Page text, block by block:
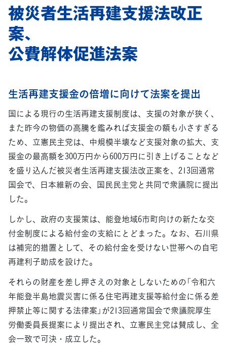
被災者生活再建支援法改正
案、
公費解体促進法案
生活再建支援金の倍増に向けて法案を提出
国による現行の生活再建支援制度は、支援の対象が狭く、
また昨今の物価の高騰を鑑みれば支援金の額も小さすぎる
ため、立憲民主党は、中規模半壊など支援対象の拡大、支
援金の最高額を300万円から600万円に引き上げることなど
を盛り込んだ被災者生活再建支援法改正案を、213回通常
国会で、日本維新の会、国民民主党と共同で衆議院に提出
した。
しかし、政府の支援策は、能登地域6市町向けの新たな交
付金制度による給付金の支給にとどまった。なお、石川県
は補完的措置として、その給付金を受けない世帯への自宅
再建利子助成を設けた。
それらの財産を差し押さえの対象としないための「令和六
年能登半島地震災害に係る住宅再建支援等給付金に係る差
押禁止等に関する法律案」が213回通常国会で衆議院厚生
労働委員長提案により提出され、立憲民主党は賛成し、全
会一致で可決・成立した。